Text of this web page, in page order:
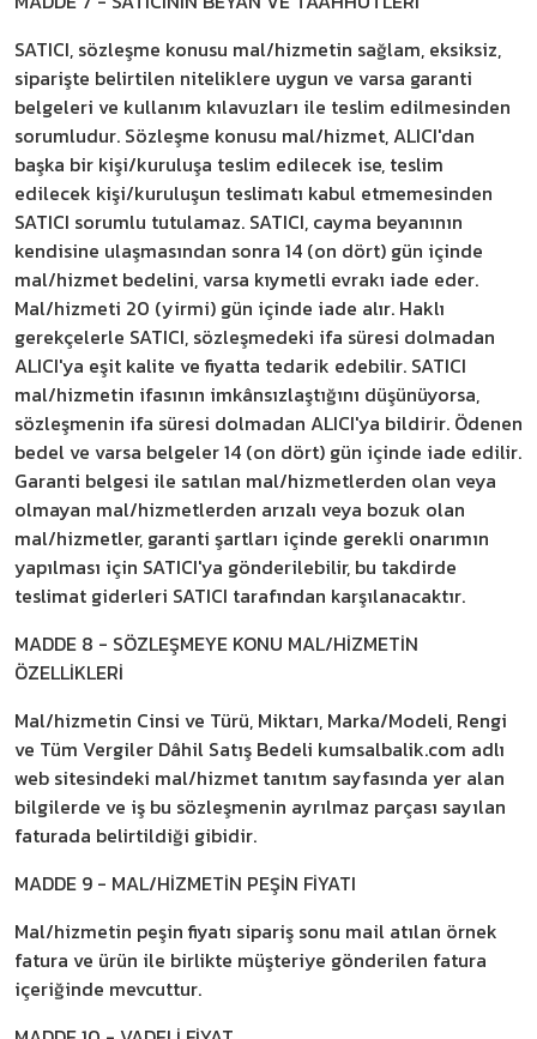
SATICI, sözleşme konusu mal/hizmetin sağlam, eksiksiz,
siparişte belirtilen niteliklere uygun ve varsa garanti
belgeleri ve kullanım kılavuzları ile teslim edilmesinden
sorumludur. Sözleşme konusu mal/hizmet, ALICI'dan
başka bir kişi/kuruluşa teslim edilecek ise, teslim
edilecek kişi/kuruluşun teslimatı kabul etmemesinden
SATICI sorumlu tutulamaz. SATICI, cayma beyanının
kendisine ulaşmasından sonra 14 (on dört) gün içinde
mal/hizmet bedelini, varsa kıymetli evrakı iade eder.
Mal/hizmeti 20 (yirmi) gün içinde iade alır. Haklı
gerekçelerle SATICI, sözleşmedeki ifa süresi dolmadan
ALICI'ya eşit kalite ve fiyatta tedarik edebilir. SATICI
mal/hizmetin ifasının imkânsızlaştığını düşünüyorsa,
sözleşmenin ifa süresi dolmadan ALICI'ya bildirir. Ödenen
bedel ve varsa belgeler 14 (on dört) gün içinde iade edilir.
Garanti belgesi ile satılan mal/hizmetlerden olan veya
olmayan mal/hizmetlerden arızalı veya bozuk olan
mal/hizmetler, garanti şartları içinde gerekli onarımın
yapılması için SATICI'ya gönderilebilir, bu takdirde
teslimat giderleri SATICI tarafından karşılanacaktır.
MADDE 8 - SÖZLEŞMEYE KONU MAL/HİZMETİN
ÖZELLİKLERİ
Mal/hizmetin Cinsi ve Türü, Miktarı, Marka/Modeli, Rengi
ve Tüm Vergiler Dâhil Satış Bedeli kumsalbalik.com adlı
web sitesindeki mal/hizmet tanıtım sayfasında yer alan
bilgilerde ve iş bu sözleşmenin ayrılmaz parçası sayılan
faturada belirtildiği gibidir.
MADDE 9 - MAL/HİZMETİN PEŞİN FİYATI
Mal/hizmetin peşin fiyatı sipariş sonu mail atılan örnek
fatura ve ürün ile birlikte müşteriye gönderilen fatura
içeriğinde mevcuttur.